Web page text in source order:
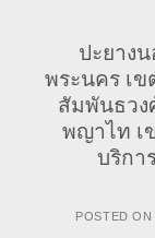
ปะยาง
พระนคร เ
สัมพันธวง
พญาไท เ
บริกา
POSTED ON